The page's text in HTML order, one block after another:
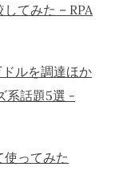
てみた – RPA
ルを調達ほか
系話題5選 -
ってみた